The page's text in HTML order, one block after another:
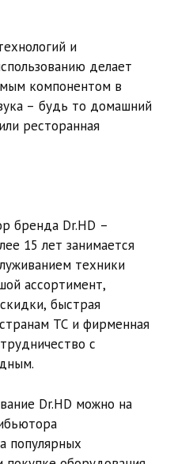
и
делает
компонентом в
– будь то домашний
ресторанная
бренда Dr.HD –
15 лет занимается
техники
ассортимент,
быстрая
ТС и фирменная
с
Dr.HD можно на
популярных